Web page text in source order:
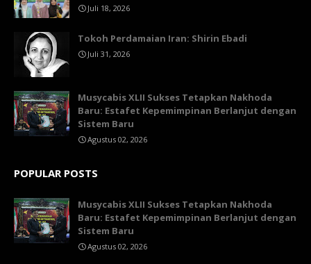
Juli 18, 2026
Tokoh Perdamaian Iran: Shirin Ebadi
Juli 31, 2026
Musycabis XLII Sukses Tetapkan Nakhoda
Baru: Estafet Kepemimpinan Berlanjut dengan
Sistem Baru
Agustus 02, 2026
POPULAR POSTS
Musycabis XLII Sukses Tetapkan Nakhoda
Baru: Estafet Kepemimpinan Berlanjut dengan
Sistem Baru
Agustus 02, 2026